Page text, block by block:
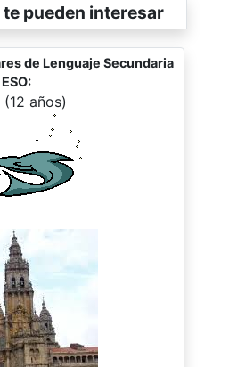
pueden interesar
de Lenguaje Secundaria
ESO:
años)